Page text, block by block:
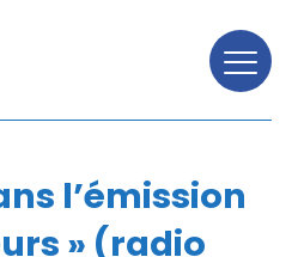
l’émission
» (radio